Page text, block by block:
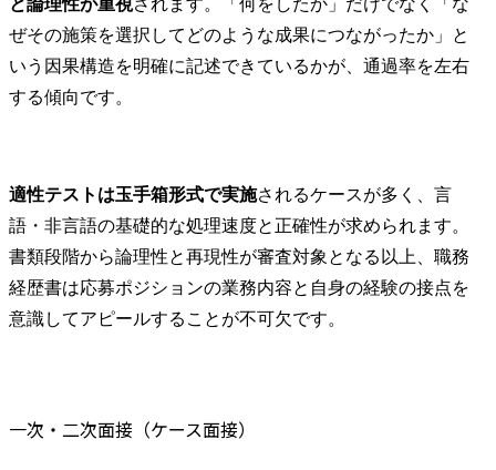
と論理性が重視されます。「何をしたか」だけでなく「な
ぜその施策を選択してどのような成果につながったか」と
いう因果構造を明確に記述できているかが、通過率を左右
する傾向です。
適性テストは玉手箱形式で実施されるケースが多く、言
語・非言語の基礎的な処理速度と正確性が求められます。
書類段階から論理性と再現性が審査対象となる以上、職務
経歴書は応募ポジションの業務内容と自身の経験の接点を
意識してアピールすることが不可欠です。
一次・二次面接（ケース面接）